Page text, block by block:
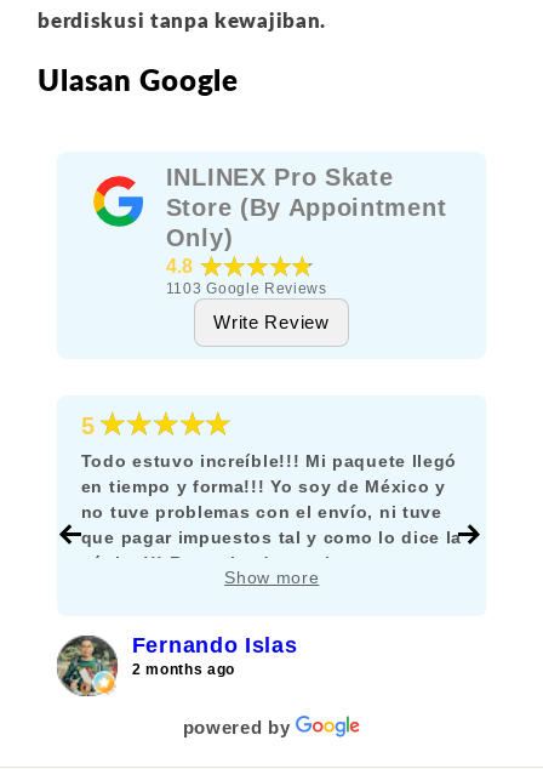
berdiskusi tanpa kewajiban.
Ulasan Google
INLINEX Pro Skate
Store (By Appointment
Only)
4.8 ★★★★★
1103Google Reviews
Write Review
5 ★★★★★
Todo estuvo increíble!!! Mi paquete llegó
en tiempo y forma!!! Yo soy de México y
no tuve problemas con el envío, ni tuve
que pagar impuestos tal y como lo dice la
página!!! Recomiendo mucho comprar
Show more
Fernando Islas
2 months ago
powered by